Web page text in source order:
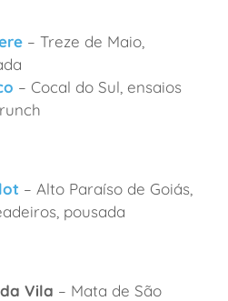
– Treze de Maio,
– Cocal do Sul, ensaios
– Alto Paraíso de Goiás,
pousada
Vila – Mata de São